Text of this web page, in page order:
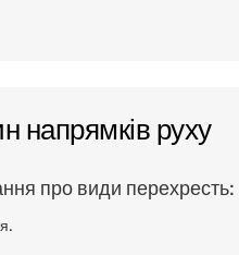
напрямків руху
про види перехресть: